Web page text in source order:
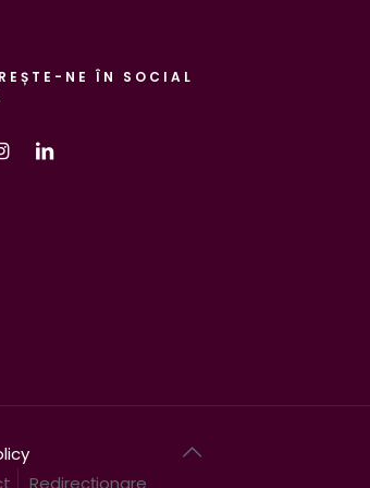
NE ÎN SOCIAL
Redirecționare